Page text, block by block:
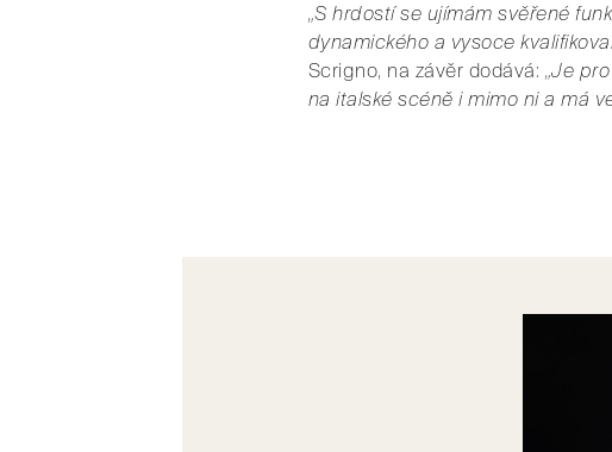
„S hrdostí se ujímám svěřené
dynamického a vysoce
Scrigno, na závěr dodává: „Je
na italské scéně i mimo ni a má